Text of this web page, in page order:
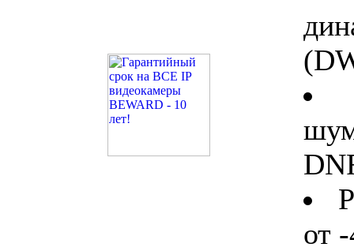
от